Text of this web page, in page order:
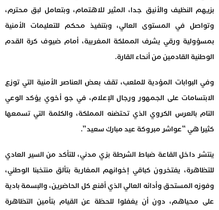
بزيهم النظيف والأنيق جدا، المثير للاهتمام، وبتعامل لبق محترم،
وتواصل في المستوى العالي، وبتنفيذ محكم للتعليمات الأمنية
بمسؤولية ورقي يشرف المملكة المغربية، أمام ضيوف كرة القدم
الوطنية القادمين من أنحاء القارة.
وفي البوابات المؤدية للملعب، تقف بعض العناصر الأمنية التي توزع
الابتسامات على الجمهور ورجال الإعلام، في جو أخوي يؤكد الوعي
التام بالعرس الكروي الذي تحتضنه المملكة، والكلمة التي تسمعها
كثيرا هي “عواشر مبروكة عيد مبارك سعيد”.
ينتشر داخل القاعة ضباط الشرطة بزي مدني، للتأكد من السير العادي
للتظاهرة، يفتخرون كباقي إخوانهم المغاربة بتألق منتخبنا الوطني،
وفوزه المستحق وأدائه العالي الذي أقنع كل الحاضرين، والبسمة بادية
على محياهم، دون أن يغفلوا للحظة عن القيام بتأمين التظاهرة